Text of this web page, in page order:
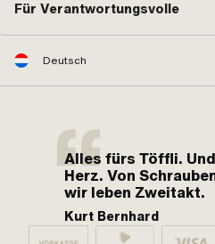
Für Verantwortungsvolle
Deutsch
Alles fürs Töffli.
Herz. Von
wir leben Zweitakt.
Kurt Bernhard